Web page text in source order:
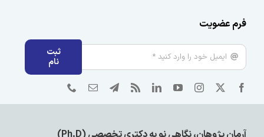
فرم عضویت
ثبت
نام